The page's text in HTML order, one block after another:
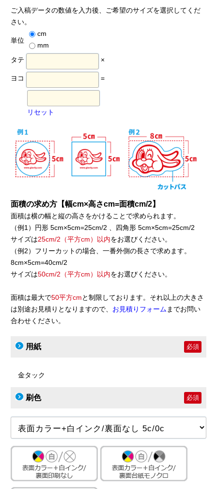
ご入稿データの数値を入力後、ご希望のサイズを選択してくだ
さい。
単位
cm
mm
タテ
×
ヨコ =
リセット
面積の求め方【幅cm×高さcm=面積cm/2】
面積は横の幅と縦の高さをかけることで求められます。
（例1）円形 5cm×5cm=25cm/2 、四角形 5cm×5cm=25cm/2
サイズは25cm/2（平方cm）以内をお選びください。
（例2）フリーカットの場合、一番外側の長さで求めます。
8cm×5cm=40cm/2
サイズは50cm/2（平方cm）以内をお選びください。
面積は最大で50平方cmと制限しております。それ以上の大きさ
は別途お見積りとなりますので、 お見積りフォーム までお問い
合わせください。
用紙 必須
金タック
刷色 必須